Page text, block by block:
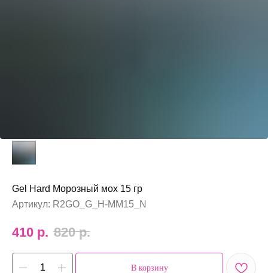
Gel Hard Морозный мох 15 гр
Артикул: R2GO_G_H-ММ15_N
410 р. 820 р.
В корзину